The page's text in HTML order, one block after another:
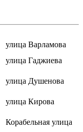
улица Варламова
улица Гаджиева
улица Душенова
улица Кирова
Корабельная улица